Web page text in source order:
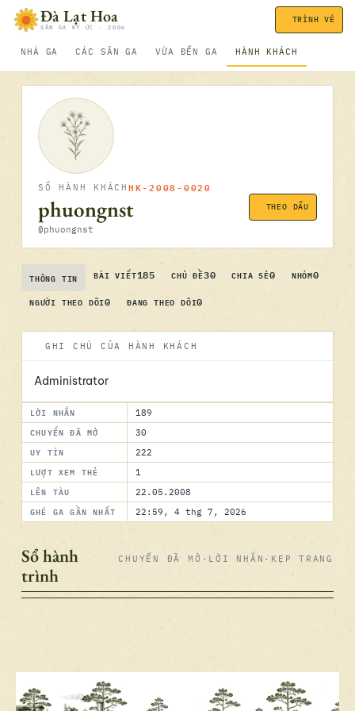
Bỏ qua nội dungĐà Lạt Hoa
SÂN GA KÝ ỨC · 2006
NHÀ GA CÁC SÂN GA VỪA ĐẾN GA HÀNH KHÁCH
TRÌNH VÉ
SỐ HÀNH KHÁCH HK-2008-0020
phuongnst
@phuongnst
THEO DẤU
THÔNG TIN BÀI VIẾT185 CHỦ ĐỀ30 CHIA SẺ0 NHÓM0
NGƯỜI THEO DÕI0 ĐANG THEO DÕI0
GHI CHÚ CỦA HÀNH KHÁCH
Administrator
LỜI NHẮN 189
CHUYẾN ĐÃ MỞ 30
UY TÍN 222
LƯỢT XEM THẺ 1
LÊN TÀU 22.05.2008
GHÉ GA GẦN NHẤT 22:59, 4 thg 7, 2026
Sổ hành
trình
CHUYẾN ĐÃ MỞ · LỜI NHẮN · KẸP TRANG